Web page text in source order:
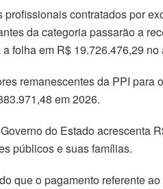
contratados por
da categoria passarão a
folha em R$ 19.726.476,29 no
remanescentes da PPI
em 2026.
do Estado acrescenta
públicos e suas famílias.
que o pagamento referente